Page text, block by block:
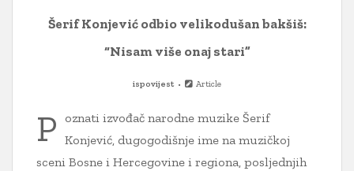
Šerif Konjević odbio velikodušan bakšiš:
“Nisam više onaj stari”
ispovijest Article
P
oznati izvođač narodne muzike Šerif
Konjević, dugogodišnje ime na muzičkoj
sceni Bosne i Hercegovine i regiona, posljednjih